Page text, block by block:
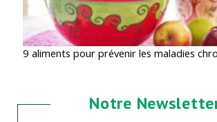
9 aliments pour prévenir les maladies
Notre